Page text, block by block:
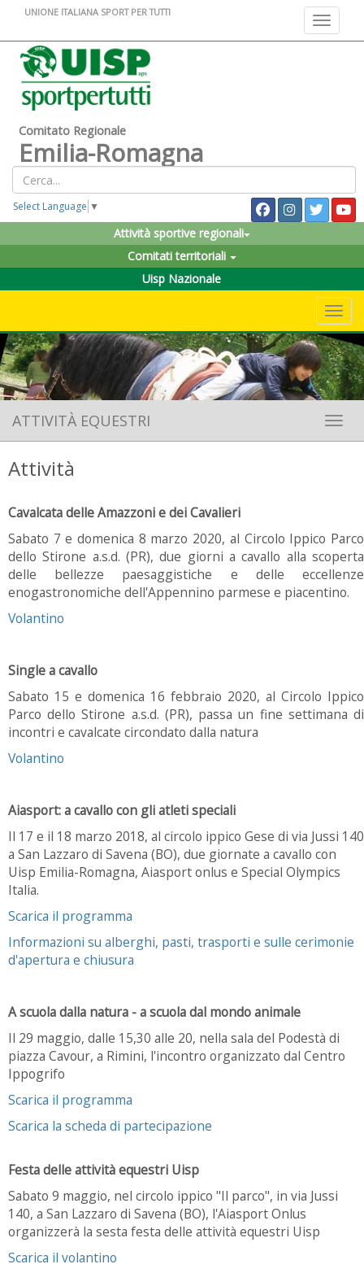
Toggle
UNIONE ITALIANA SPORT PER TUTTI
Comitato Regionale
Emilia-Romagna
Select Language ▼
Attività sportive regionali
Comitati territoriali
Uisp Nazionale
ATTIVITÀ EQUESTRI
Attività
Cavalcata delle Amazzoni e dei Cavalieri
Sabato 7 e domenica 8 marzo 2020, al Circolo Ippico Parco
dello Stirone a.s.d. (PR), due giorni a cavallo alla scoperta
delle bellezze paesaggistiche e delle eccellenze
enogastronomiche dell'Appennino parmese e piacentino.
Volantino
Single a cavallo
Sabato 15 e domenica 16 febbraio 2020, al Circolo Ippico
Parco dello Stirone a.s.d. (PR), passa un fine settimana di
incontri e cavalcate circondato dalla natura
Volantino
Aiasport: a cavallo con gli atleti speciali
Il 17 e il 18 marzo 2018, al circolo ippico Gese di via Jussi 140
a San Lazzaro di Savena (BO), due giornate a cavallo con
Uisp Emilia-Romagna, Aiasport onlus e Special Olympics
Italia.
Scarica il programma
Informazioni su alberghi, pasti, trasporti e sulle cerimonie
d'apertura e chiusura
A scuola dalla natura - a scuola dal mondo animale
Il 29 maggio, dalle 15,30 alle 20, nella sala del Podestà di
piazza Cavour, a Rimini, l'incontro organizzato dal Centro
Ippogrifo
Scarica il programma
Scarica la scheda di partecipazione
Festa delle attività equestri Uisp
Sabato 9 maggio, nel circolo ippico "Il parco", in via Jussi
140, a San Lazzaro di Savena (BO), l'Aiasport Onlus
organizzerà la sesta festa delle attività equestri Uisp
Scarica il volantino